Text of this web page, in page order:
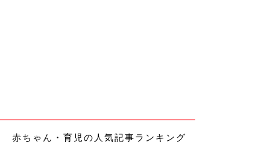
赤ちゃん・育児の人気記事ランキング